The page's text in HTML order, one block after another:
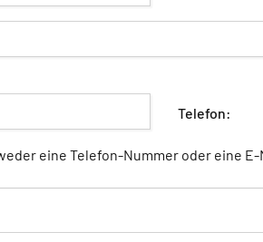
Telefon:
eine Telefon-Nummer oder eine